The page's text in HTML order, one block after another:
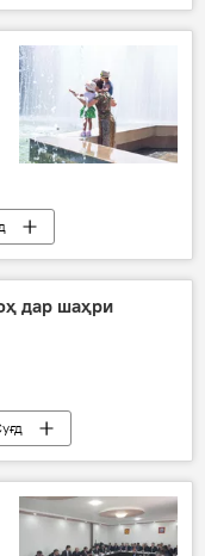
дар шаҳри